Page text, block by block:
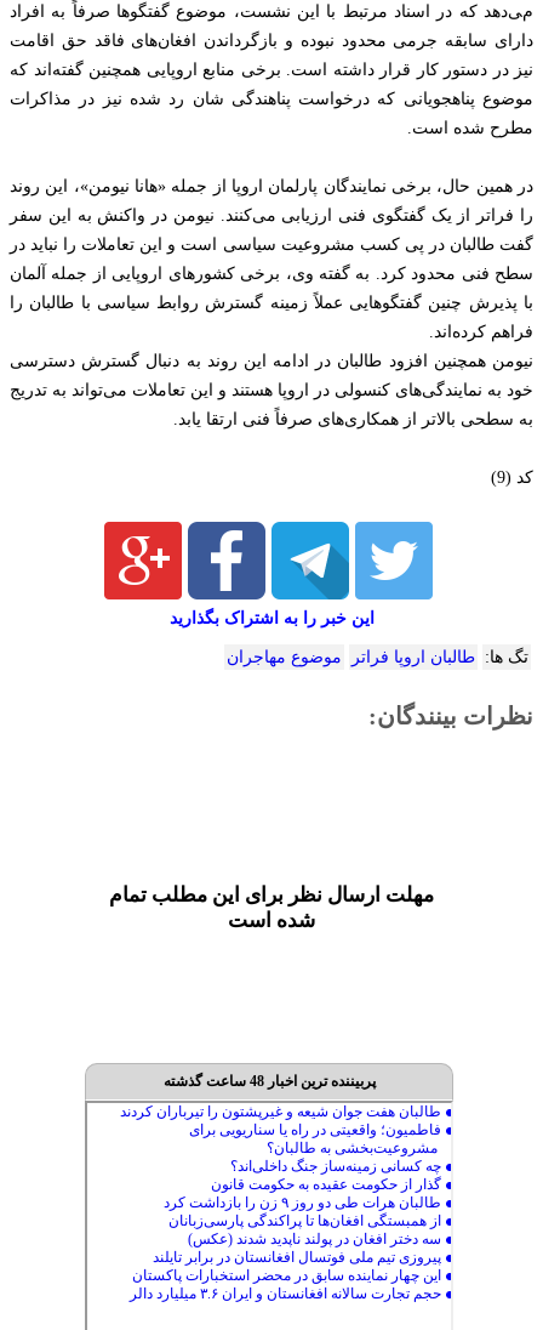
می‌دهد که در اسناد مرتبط با این نشست، موضوع گفتگوها صرفاً به افراد
دارای سابقه جرمی محدود نبوده و بازگرداندن افغان‌های فاقد حق اقامت
نیز در دستور کار قرار داشته است. برخی منابع اروپایی همچنین گفته‌اند که
موضوع پناهجویانی که درخواست پناهندگی‌ شان رد شده نیز در مذاکرات
مطرح شده است.
در همین حال، برخی نمایندگان پارلمان اروپا از جمله «هانا نیومن»، این روند
را فراتر از یک گفتگوی فنی ارزیابی می‌کنند. نیومن در واکنش به این سفر
گفت طالبان در پی کسب مشروعیت سیاسی است و این تعاملات را نباید در
سطح فنی محدود کرد. به گفته وی، برخی کشورهای اروپایی از جمله آلمان
با پذیرش چنین گفتگوهایی عملاً زمینه گسترش روابط سیاسی با طالبان را
فراهم کرده‌اند.
نیومن همچنین افزود طالبان در ادامه این روند به دنبال گسترش دسترسی
خود به نمایندگی‌های کنسولی در اروپا هستند و این تعاملات می‌تواند به تدریج
به سطحی بالاتر از همکاری‌های صرفاً فنی ارتقا یابد.
کد (9)
این خبر را به اشتراک بگذارید
تگ ها: طالبان اروپا فراتر موضوع مهاجران
نظرات بینندگان:
مهلت ارسال نظر برای این مطلب تمام
شده است
پربیننده ترین اخبار 48 ساعت گذشته